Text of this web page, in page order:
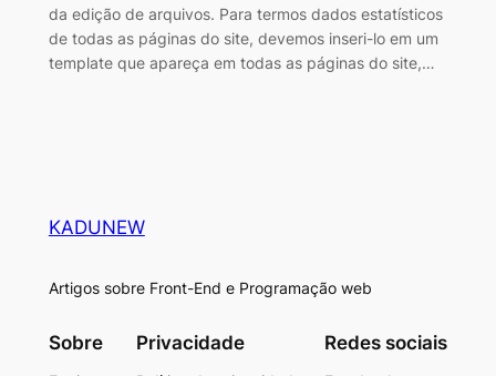
da edição de arquivos. Para termos dados estatísticos
de todas as páginas do site, devemos inseri-lo em um
template que apareça em todas as páginas do site,…
KADUNEW
Artigos sobre Front-End e Programação web
Sobre Privacidade Redes sociais